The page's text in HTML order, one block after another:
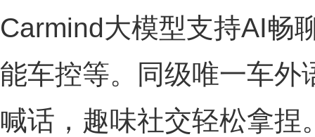
Carmind大模型支持AI畅
能车控等。同级唯一车外
喊话，趣味社交轻松拿捏